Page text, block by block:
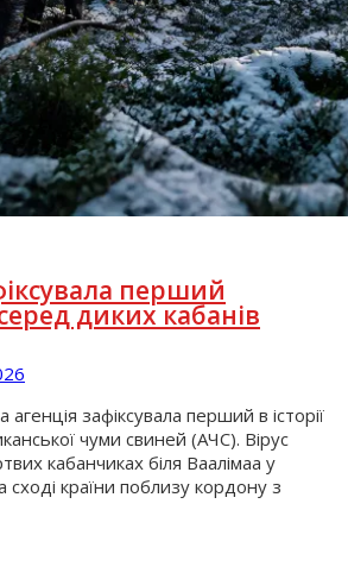
перший
диких кабанів
зафіксувала перший в історії
чуми свиней (АЧС). Вірус
кабанчиках біля Ваалімаа у
сході країни поблизу кордону з